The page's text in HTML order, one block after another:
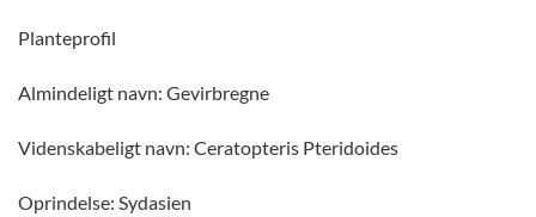
Planteprofil
Almindeligt navn: Gevirbregne
Videnskabeligt navn: Ceratopteris Pteridoides
Oprindelse: Sydasien